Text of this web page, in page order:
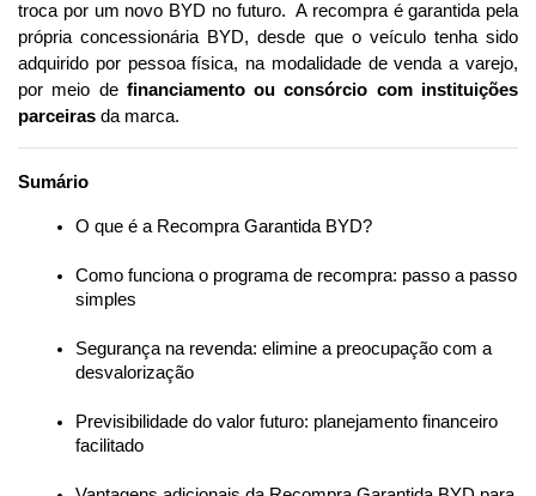
troca por um novo BYD no futuro.  A recompra é garantida pela
própria concessionária BYD, desde que o veículo tenha sido
adquirido por pessoa física, na modalidade de venda a varejo,
por meio de financiamento ou consórcio com instituições
parceiras da marca.
Sumário
O que é a Recompra Garantida BYD?
Como funciona o programa de recompra: passo a passo
simples
Segurança na revenda: elimine a preocupação com a
desvalorização
Previsibilidade do valor futuro: planejamento financeiro
facilitado